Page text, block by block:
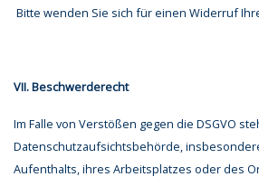
Bitte wenden Sie sich für einen Widerruf
VII. Beschwerderecht
Im Falle von Verstößen gegen die DSGVO
Datenschutzaufsichtsbehörde,
Aufenthalts, ihres Arbeitsplatzes oder des